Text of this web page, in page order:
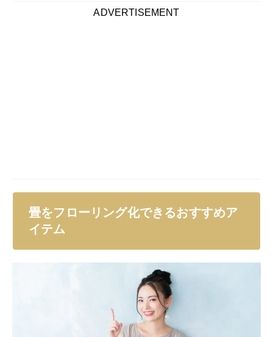
法を確認してみてください。
ニトリ はめ込み式フロアタイル